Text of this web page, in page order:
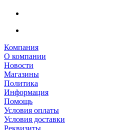
Компания
О компании
Новости
Магазины
Политика
Информация
Помощь
Условия оплаты
Условия доставки